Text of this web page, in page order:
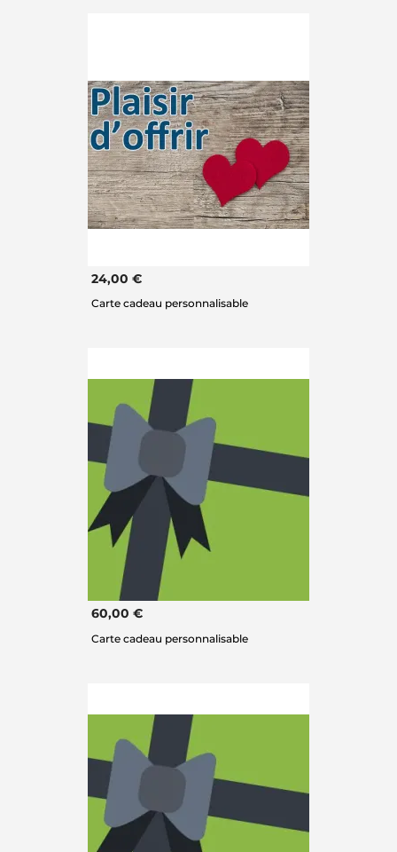
24,00 €
Carte cadeau personnalisable
60,00 €
Carte cadeau personnalisable